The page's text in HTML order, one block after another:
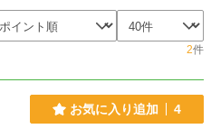
2件
お気に入り追加 4